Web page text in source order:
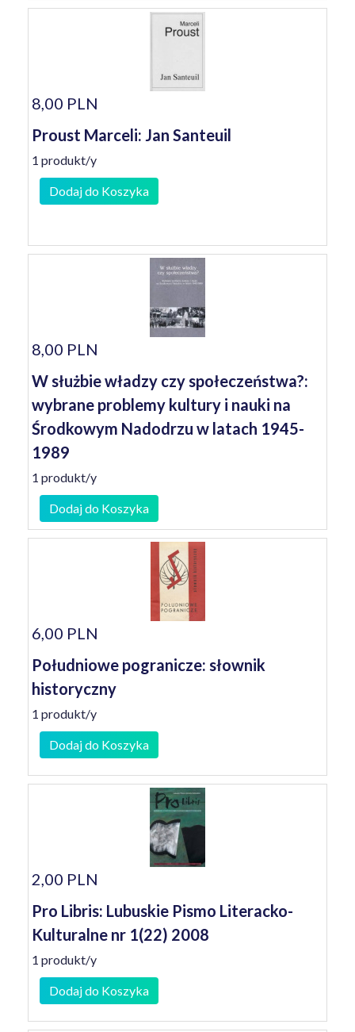
8,00 PLN
Proust Marceli: Jan Santeuil
1 produkt/y
Dodaj do Koszyka
8,00 PLN
W służbie władzy czy społeczeństwa?:
wybrane problemy kultury i nauki na
Środkowym Nadodrzu w latach 1945-
1989
1 produkt/y
Dodaj do Koszyka
6,00 PLN
Południowe pogranicze: słownik
historyczny
1 produkt/y
Dodaj do Koszyka
2,00 PLN
Pro Libris: Lubuskie Pismo Literacko-
Kulturalne nr 1(22) 2008
1 produkt/y
Dodaj do Koszyka